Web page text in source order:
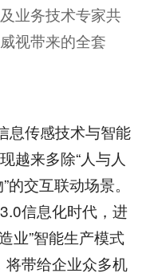
业务技术专家共
视带来的全套
传感技术与智能
越来多除“人与人
的交互联动场景。
信息化时代，进
业”智能生产模式
带给企业众多机